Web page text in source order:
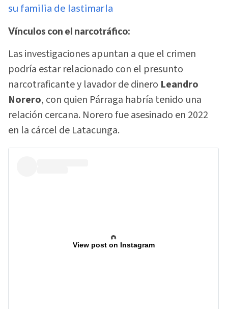
su familia de lastimarla
Vínculos con el narcotráfico:
Las investigaciones apuntan a que el crimen
podría estar relacionado con el presunto
narcotraficante y lavador de dinero Leandro
Norero, con quien Párraga habría tenido una
relación cercana. Norero fue asesinado en 2022
en la cárcel de Latacunga.
View post on Instagram